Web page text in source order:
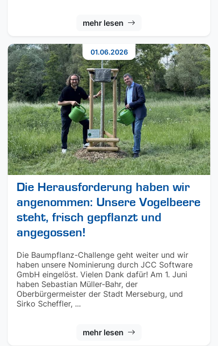
mehr lesen
Die Herausforderung haben wir
angenommen: Unsere Vogelbeere
steht, frisch gepflanzt und
angegossen!
Die Baumpflanz-Challenge geht weiter und wir
haben unsere Nominierung durch JCC Software
GmbH eingelöst. Vielen Dank dafür! Am 1. Juni
haben Sebastian Müller-Bahr, der
Oberbürgermeister der Stadt Merseburg, und
Sirko Scheffler, ...
mehr lesen
01.06.2026